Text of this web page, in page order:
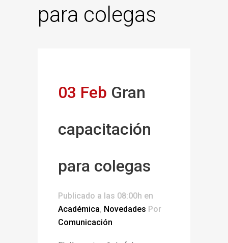
para colegas
03 Feb Gran
capacitación
para colegas
Publicado a las 08:00h en
Académica, Novedades Por
Comunicación